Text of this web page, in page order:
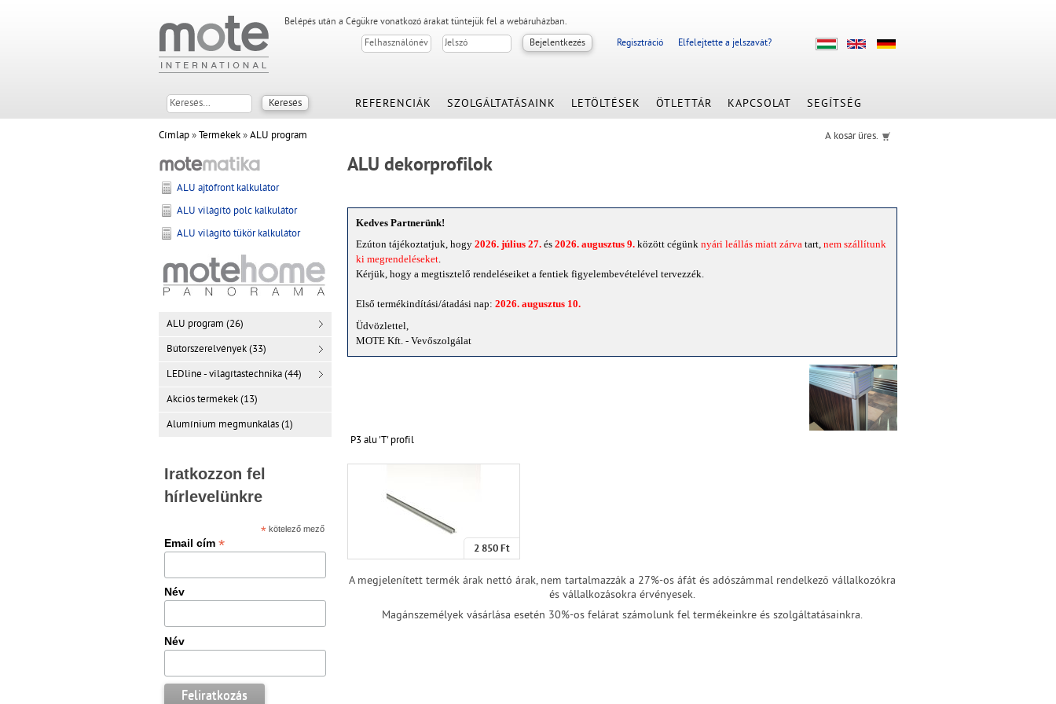
Regisztráció Elfelejtette a jelszavát?
Belépés után a Cégükre vonatkozó árakat tüntejük fel a webáruházban.
REFERENCIÁK SZOLGÁLTATÁSAINK LETÖLTÉSEK ÖTLETTÁR KAPCSOLAT SEGÍTSÉG
Címlap»Termékek»ALU program A kosár üres.
ALU dekorprofilok
Kedves Partnerünk!
Ezúton tájékoztatjuk, hogy 2026. július 27. és 2026. augusztus 9. között cégünk nyári leállás miatt zárva tart, nem szállítunk
ki megrendeléseket.
Kérjük, hogy a megtisztelő rendeléseiket a fentiek figyelembevételével tervezzék.
Első termékindítási/átadási nap: 2026. augusztus 10.
Üdvözlettel,
MOTE Kft. - Vevőszolgálat
P3 alu 'T' profil
2 850 Ft
A megjelenített termék árak nettó árak, nem tartalmazzák a 27%-os áfát és adószámmal rendelkező vállalkozókra
és vállalkozásokra érvényesek.
Magánszemélyek vásárlása esetén 30%-os felárat számolunk fel termékeinkre és szolgáltatásainkra.
ALU ajtófront kalkulátor
ALU világító polc kalkulátor
ALU világító tükör kalkulátor
ALU program (26)
Bútorszerelvények (33)
LEDline - világítástechnika (44)
Akciós termékek (13)
Alumínium megmunkálás (1)
Iratkozzon fel
hírlevelünkre
* kötelező mező
Email cím *
Név
Név